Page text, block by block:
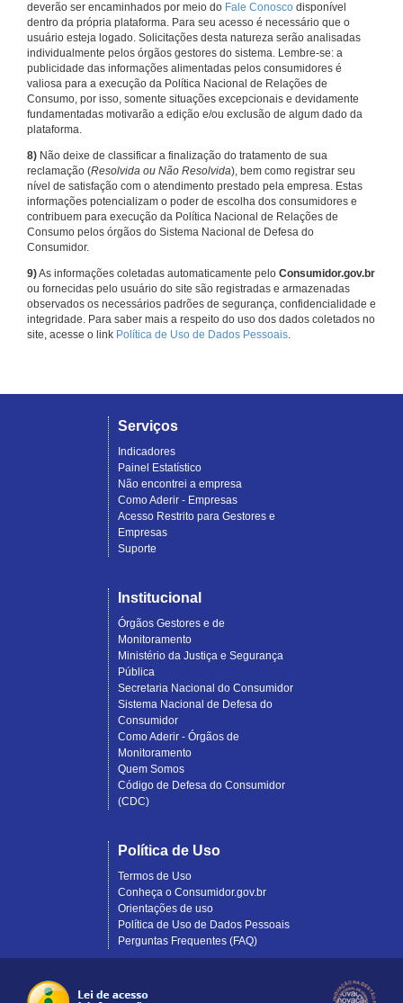
deverão ser encaminhados por meio do Fale Conosco disponível
dentro da própria plataforma. Para seu acesso é necessário que o
usuário esteja logado. Solicitações desta natureza serão analisadas
individualmente pelos órgãos gestores do sistema. Lembre-se: a
publicidade das informações alimentadas pelos consumidores é
valiosa para a execução da Política Nacional de Relações de
Consumo, por isso, somente situações excepcionais e devidamente
fundamentadas motivarão a edição e/ou exclusão de algum dado da
plataforma.
8) Não deixe de classificar a finalização do tratamento de sua
reclamação (Resolvida ou Não Resolvida), bem como registrar seu
nível de satisfação com o atendimento prestado pela empresa. Estas
informações potencializam o poder de escolha dos consumidores e
contribuem para execução da Política Nacional de Relações de
Consumo pelos órgãos do Sistema Nacional de Defesa do
Consumidor.
9)As informações coletadas automaticamente pelo Consumidor.gov.br
ou fornecidas pelo usuário do site são registradas e armazenadas
observados os necessários padrões de segurança, confidencialidade e
integridade. Para saber mais a respeito do uso dos dados coletados no
site, acesse o link Política de Uso de Dados Pessoais.
Serviços
Indicadores
Painel Estatístico
Não encontrei a empresa
Como Aderir - Empresas
Acesso Restrito para Gestores e
Empresas
Suporte
Institucional
Órgãos Gestores e de
Monitoramento
Ministério da Justiça e Segurança
Pública
Secretaria Nacional do Consumidor
Sistema Nacional de Defesa do
Consumidor
Como Aderir - Órgãos de
Monitoramento
Quem Somos
Código de Defesa do Consumidor
(CDC)
Política de Uso
Termos de Uso
Conheça o Consumidor.gov.br
Orientações de uso
Política de Uso de Dados Pessoais
Perguntas Frequentes (FAQ)